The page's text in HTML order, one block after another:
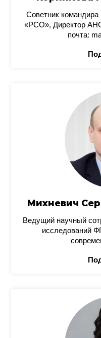
Советник
«РСО», Директор
почта:
Михневич
Ведущий научный
исследований